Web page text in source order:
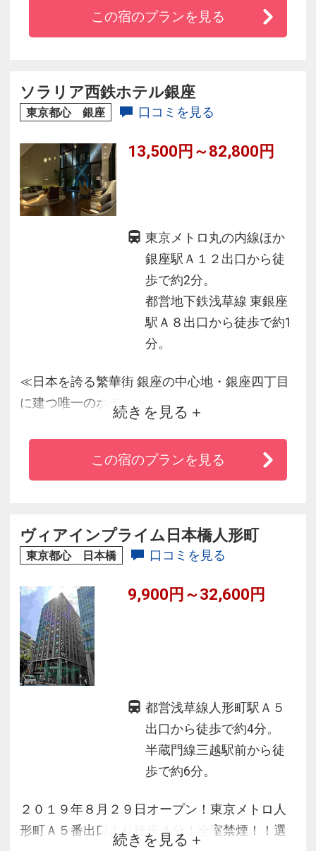
◆全室嬉しいバス・トイレ別の洗い場付浴室！
◆ＪＲ新橋駅「銀座口」より徒歩5分の好立地！
汐留・お台場・六本木へも好アクセス♪
この宿のプランを見る
ソラリア西鉄ホテル銀座
東京都心 銀座 口コミを見る
13,500円～82,800円
東京メトロ丸の内線ほか
銀座駅Ａ１２出口から徒
歩で約2分。
都営地下鉄浅草線 東銀座
駅Ａ８出口から徒歩で約1
分。
≪日本を誇る繁華街 銀座の中心地・銀座四丁目
に建つ唯一のホテル≫
◆東京メトロ丸の内線ほか「銀座駅」Ａ１２出
口より徒歩２分！
◆羽田空港から、京浜急行・都営地下鉄浅草線
圏内）
◆客室はバス・トイレ別のゆったり洗い場付浴
◆全客室Ｗｉ－Ｆｉ無料
続きを見る
この宿のプランを見る
ヴィアインプライム日本橋人形町
東京都心 日本橋 口コミを見る
9,900円～32,600円
都営浅草線人形町駅Ａ５
出口から徒歩で約4分。
半蔵門線三越駅前から徒
歩で約6分。
２０１９年８月２９日オープン！東京メトロ人
形町Ａ５番出口より徒歩４分！全室禁煙！！選
続きを見る